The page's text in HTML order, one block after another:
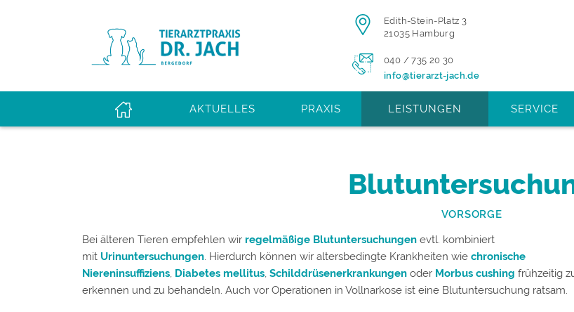
Edith-Stein-Platz 3
21035 Hamburg
040 / 735 20 30
info@tierarzt-jach.de
AKTUELLES PRAXIS LEISTUNGEN SERVICE
VORSORGE
Bei älteren Tieren empfehlen wir regelmäßige Blutuntersuchungen evtl. kombiniert
mit Urinuntersuchungen. Hierdurch können wir altersbedingte Krankheiten wie chronische
Niereninsuffiziens, Diabetes mellitus, Schilddrüsenerkrankungen oder Morbus cushing frühzeitig
erkennen und zu behandeln. Auch vor Operationen in Vollnarkose ist eine Blutuntersuchung ratsam.